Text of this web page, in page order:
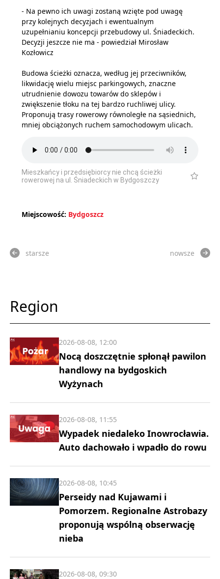
- Na pewno ich uwagi zostaną wzięte pod uwagę
przy kolejnych decyzjach i ewentualnym
uzupełnianiu koncepcji przebudowy ul. Śniadeckich.
Decyzji jeszcze nie ma - powiedział Mirosław
Kozłowicz
Budowa ścieżki oznacza, według jej przeciwników,
likwidację wielu miejsc parkingowych, znaczne
utrudnienie dowozu towarów do sklepów i
zwiększenie tłoku na tej bardzo ruchliwej ulicy.
Proponują trasy rowerowy równoległe na sąsiednich,
mniej obciążonych ruchem samochodowym ulicach.
Mieszkańcy i przedsiębiorcy nie chcą ścieżki
rowerowej na ul. Śniadeckich w Bydgoszczy
Miejscowość: Bydgoszcz
starsze nowsze
Region
Nocą doszczętnie spłonął pawilon
handlowy na bydgoskich
Wyżynach
2026-08-08, 12:00
Wypadek niedaleko Inowrocławia.
Auto dachowało i wpadło do rowu
2026-08-08, 11:55
Perseidy nad Kujawami i
Pomorzem. Regionalne Astrobazy
proponują wspólną obserwację
nieba
2026-08-08, 10:45
2026-08-08, 09:30